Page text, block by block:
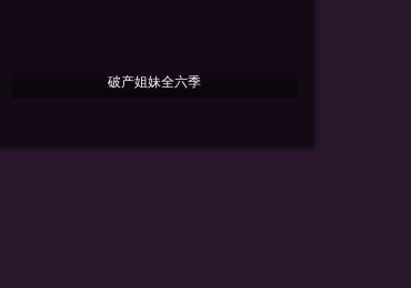
破产姐妹全六季